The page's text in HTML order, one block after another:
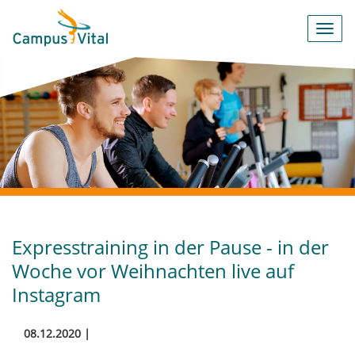
Expresstraining in der Pause - in der
Woche vor Weihnachten live auf
Instagram
08.12.2020 |